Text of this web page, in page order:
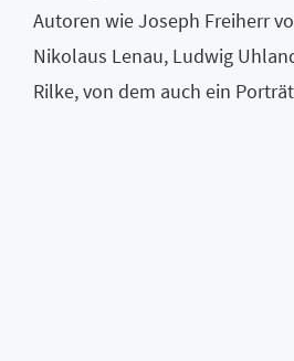
Autoren wie Joseph Freiherr
Nikolaus Lenau, Ludwig
Rilke, von dem auch ein